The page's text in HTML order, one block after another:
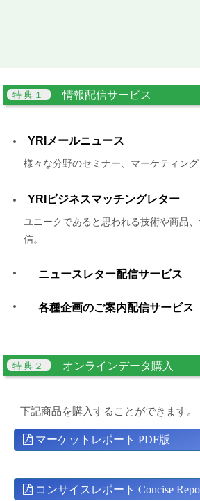
情報配信サービス
YRIメールニュース
様々な分野のセミナー、マーケティン
YRIビジネスマッチングレター
ユニークであると思われる技術や商品
信。
ニュースレター配信サービス
各種企画のご案内配信サービス
オンラインデータ購入
下記商品を購入することができます。
マーケットレポート PDF版
コンサイスレポート Concise